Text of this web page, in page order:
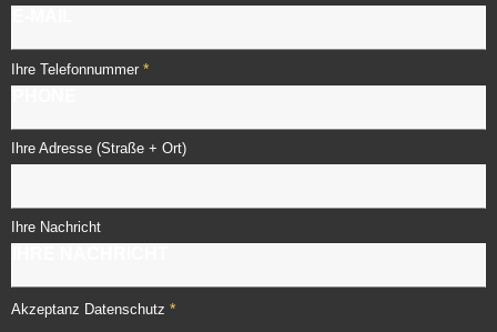
Ihre Telefonnummer *
Ihre Adresse (Straße + Ort)
Ihre Nachricht
Akzeptanz Datenschutz *